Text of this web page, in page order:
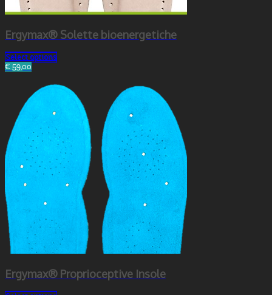
Ergymax® Solette bioenergetiche
Select options
€ 59,00
Ergymax® Proprioceptive Insole